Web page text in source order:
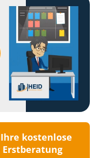
kostenlose